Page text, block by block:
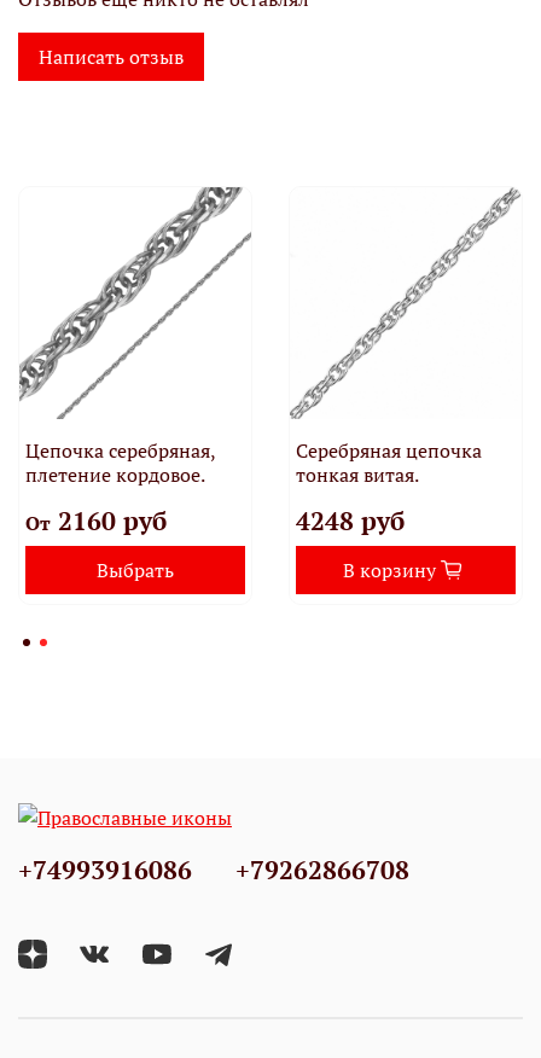
Написать отзыв
Цепочка серебряная,
плетение кордовое.
От2160 руб
Выбрать
Серебряная цепочка
тонкая витая.
4248 руб
В корзину
+74993916086 +79262866708